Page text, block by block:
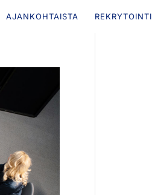
AJANKOHTAISTA REKRYTOINTI